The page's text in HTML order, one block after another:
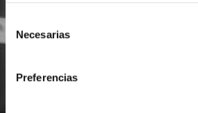
Selección
Necesarias
Preferencias